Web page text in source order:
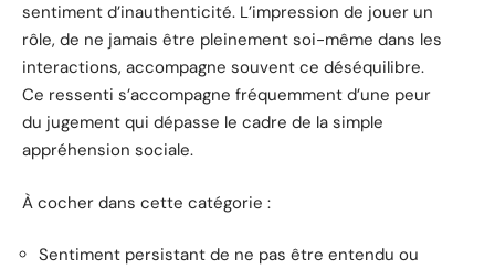
sentiment d’inauthenticité. L’impression de jouer un
rôle, de ne jamais être pleinement soi-même dans les
interactions, accompagne souvent ce déséquilibre.
Ce ressenti s’accompagne fréquemment d’une peur
du jugement qui dépasse le cadre de la simple
appréhension sociale.
À cocher dans cette catégorie :
Sentiment persistant de ne pas être entendu ou